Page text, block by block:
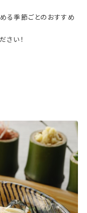
る季節ごとのおすすめ
さい！